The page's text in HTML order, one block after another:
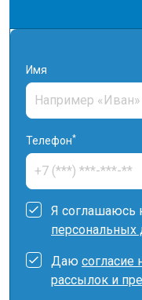
Имя
Телефон*
Я соглашаюсь
персональных
Даю согласие
рассылок и